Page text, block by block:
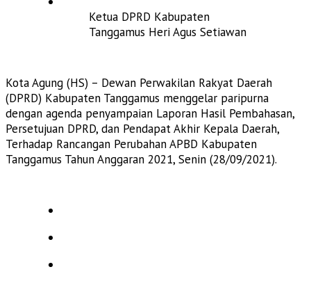
Ketua DPRD Kabupaten
Tanggamus Heri Agus Setiawan
Kota Agung (HS) – Dewan Perwakilan Rakyat Daerah
(DPRD) Kabupaten Tanggamus menggelar paripurna
dengan agenda penyampaian Laporan Hasil Pembahasan,
Persetujuan DPRD, dan Pendapat Akhir Kepala Daerah,
Terhadap Rancangan Perubahan APBD Kabupaten
Tanggamus Tahun Anggaran 2021, Senin (28/09/2021).